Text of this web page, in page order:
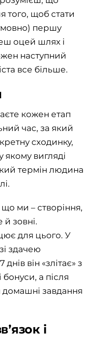
того, щоб стати
першу
оцей шлях і
наступний
все більше.
кожен етап
час, за який
сходинку,
якому вигляді
термін людина
що ми – створіння,
й зовні.
для цього. У
здачею
він «злітає» з
а після
домашні завдання
і